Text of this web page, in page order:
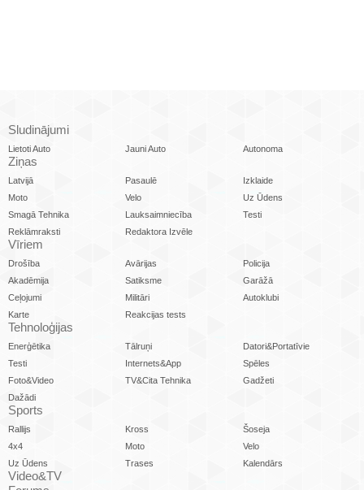
Sludinājumi
Lietoti Auto Jauni Auto Autonoma
Ziņas
Latvijā Pasaulē
Izklaide
Moto
Velo
Uz Ūdens
Smagā Tehnika
Lauksaimniecība
Testi
Reklāmraksti
Redaktora Izvēle
Vīriem
Drošība Avārijas
Policija
Akadēmija
Satiksme
Garāžā
Ceļojumi
Militāri
Autoklubi
Karte
Reakcijas tests
Tehnoloģijas
Enerģētika Tālruņi
Datori&Portatīvie
Testi
Internets&App
Spēles
Foto&Video
TV&Cita Tehnika
Gadžeti
Dažādi
Sports
Rallijs Kross
Šoseja
4x4
Moto
Velo
Uz Ūdens
Trases Kalendārs
Video&TV